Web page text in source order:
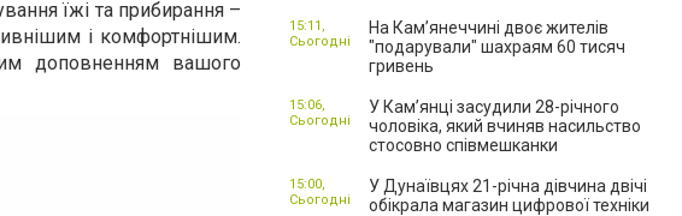
їжі та прибирання –
і комфортнішим.
доповненням вашого
На Камʼянеччині двоє жителів
"подарували" шахраям 60 тисяч
гривень
15:11,
Сьогодні
У Камʼянці засудили 28-річного
чоловіка, який вчиняв насильство
стосовно співмешканки
15:06,
Сьогодні
У Дунаївцях 21-річна дівчина двічі
обікрала магазин цифрової техніки
15:00,
Сьогодні